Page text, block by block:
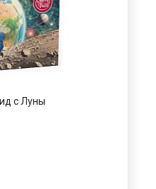
с Луны